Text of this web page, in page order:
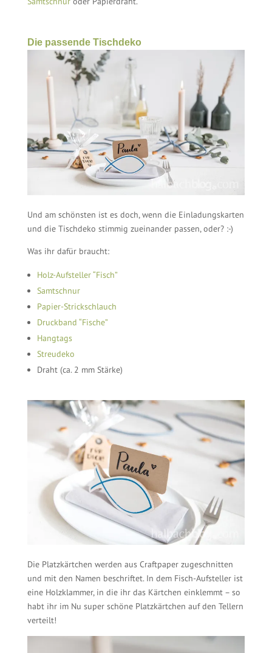
Die passende Tischdeko
Und am schönsten ist es doch, wenn die Einladungskarten
und die Tischdeko stimmig zueinander passen, oder? :-)
Was ihr dafür braucht:
Holz-Aufsteller “Fisch”
Samtschnur
Papier-Strickschlauch
Druckband “Fische”
Hangtags
Streudeko
Draht (ca. 2 mm Stärke)
Die Platzkärtchen werden aus Craftpaper zugeschnitten
und mit den Namen beschriftet. In dem Fisch-Aufsteller ist
eine Holzklammer, in die ihr das Kärtchen einklemmt – so
habt ihr im Nu super schöne Platzkärtchen auf den Tellern
verteilt!